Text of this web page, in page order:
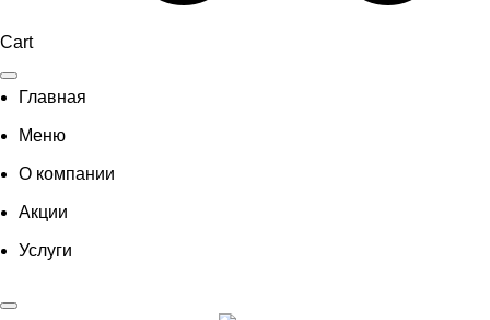
Cart
Главная
Меню
О компании
Акции
Услуги